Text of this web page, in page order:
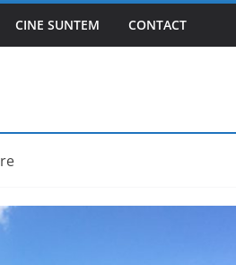
de origine 2026: cât valorează pentru
CINE SUNTEM CONTACT